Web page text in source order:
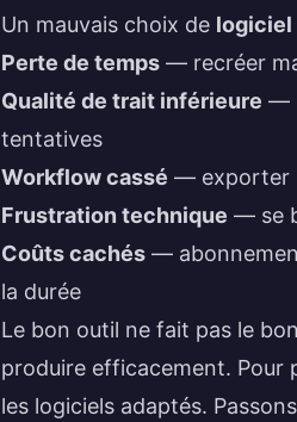
Un mauvais choix de logiciel
Perte de temps — recréer
Qualité de trait inférieure —
tentatives
Workflow cassé — exporter
Frustration technique — se
Coûts cachés —
la durée
Le bon outil ne fait pas le
produire efficacement. Pour
les logiciels adaptés.